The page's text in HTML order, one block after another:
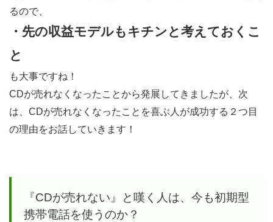
える
ネス
ル
を。
5.2.1
露出す
らう
るので、
・先の収益モデルもキチンと考えておくこ
と
も大事ですね！
CDが売れなくなったことから発展してきましたが、次
は、CDが売れなくなったことを喜ぶ人が成功する２つ目
の理由をお話していきます！
『CDが売れない』と嘆く人は、今も初期型
携帯電話を使うのか？